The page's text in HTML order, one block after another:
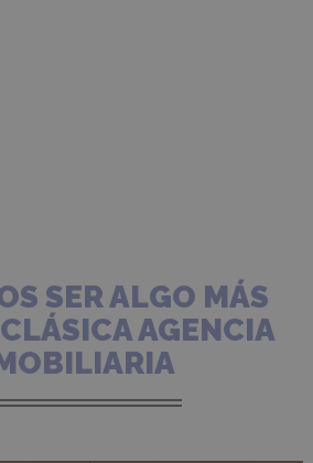
SER ALGO MÁS
AGENCIA